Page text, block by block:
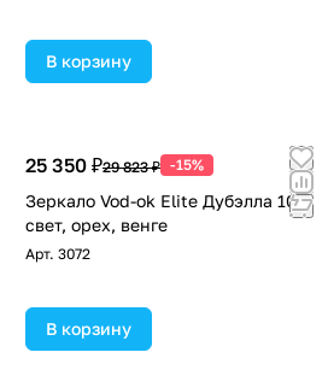
В корзину
25 350 ₽29 823 ₽ -15%
Зеркало Vod-ok Elite Дубэлла 105
свет, орех, венге
Арт. 3072
В корзину